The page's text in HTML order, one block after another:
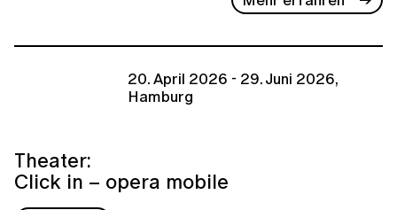
20. April 2026 - 29. Juni 2026,
Hamburg
Theater:
Click in – opera mobile